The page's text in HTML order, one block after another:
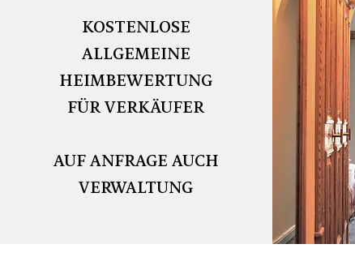
KOSTENLOSE
ALLGEMEINE
HEIMBEWERTUNG
FÜR VERKÄUFER
AUF ANFRAGE AUCH
VERWALTUNG